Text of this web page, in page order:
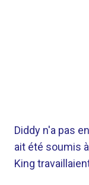
Diddy n'a pas
ait été soumis
King